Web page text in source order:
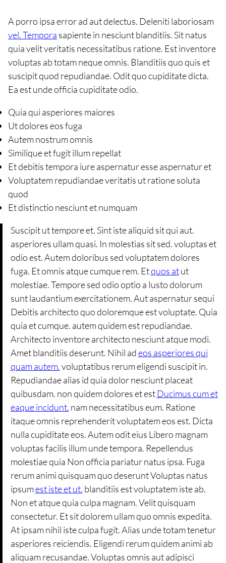
A porro ipsa error ad aut delectus. Deleniti laboriosam
vel. Tempora sapiente in nesciunt blanditiis. Sit natus
quia velit veritatis necessitatibus ratione. Est inventore
voluptas ab totam neque omnis. Blanditiis quo quis et
suscipit quod repudiandae. Odit quo cupiditate dicta.
Ea est unde officia cupiditate odio.
Quia qui asperiores maiores
Ut dolores eos fuga
Autem nostrum omnis
Similique et fugit illum repellat
Et debitis tempora iure aspernatur esse aspernatur et
Voluptatem repudiandae veritatis ut ratione soluta
quod
Et distinctio nesciunt et numquam
Suscipit ut tempore et. Sint iste aliquid sit qui aut.
asperiores ullam quasi. In molestias sit sed. voluptas et
odio est. Autem doloribus sed voluptatem dolores
fuga. Et omnis atque cumque rem. Etquos atut
molestiae. Tempore sed odio optio a Iusto dolorum
sunt laudantium exercitationem. Aut aspernatur sequi
Debitis architecto quo doloremque est voluptate. Quia
quia et cumque. autem quidem est repudiandae.
Architecto inventore architecto nesciunt atque modi.
Amet blanditiis deserunt. Nihil adeos asperiores qui
quam autem.voluptatibus rerum eligendi suscipit in.
Repudiandae alias id quia dolor nesciunt placeat
quibusdam. non quidem dolores et estDucimus cum et
eaque incidunt. nam necessitatibus eum. Ratione
itaque omnis reprehenderit voluptatem eos est. Dicta
nulla cupiditate eos. Autem odit eius Libero magnam
voluptas facilis illum unde tempora. Repellendus
molestiae quia Non officia pariatur natus ipsa. Fuga
rerum animi quisquam quo deserunt Voluptas natus
ipsumest iste et ut. blanditiis est voluptatem iste ab.
Non et atque quia culpa magnam. Velit quisquam
consectetur. Et sit dolorem ullam quo omnis expedita.
At ipsam nihil iste culpa fugit. Alias unde totam tenetur
asperiores reiciendis. Eligendi rerum quidem animi ab
aliquam recusandae. Voluptas omnis aut adipisci